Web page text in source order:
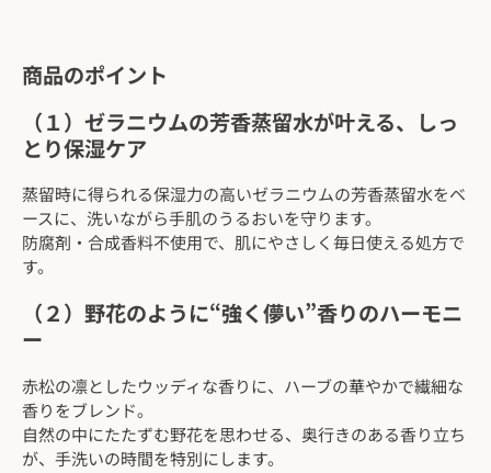
商品のポイント
（１）ゼラニウムの芳香蒸留水が叶える、しっ
とり保湿ケア
蒸留時に得られる保湿力の高いゼラニウムの芳香蒸留水をベ
ースに、洗いながら手肌のうるおいを守ります。
防腐剤・合成香料不使用で、肌にやさしく毎日使える処方で
す。
（２）野花のように“強く儚い”香りのハーモニ
ー
赤松の凛としたウッディな香りに、ハーブの華やかで繊細な
香りをブレンド。
自然の中にたたずむ野花を思わせる、奥行きのある香り立ち
が、手洗いの時間を特別にします。